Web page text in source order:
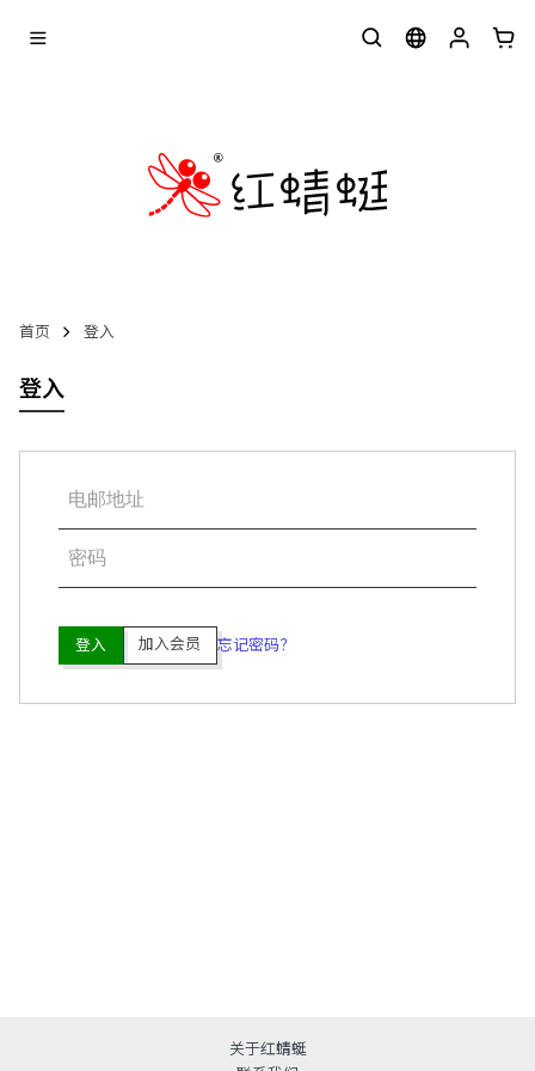
首页 登入
登入
登入 加入会员 忘记密码？
关于红蜻蜓